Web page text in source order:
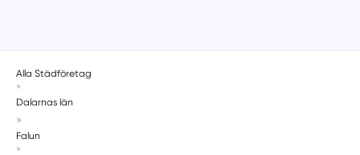
Alla Städföretag
»
Dalarnas län
»
Falun
»